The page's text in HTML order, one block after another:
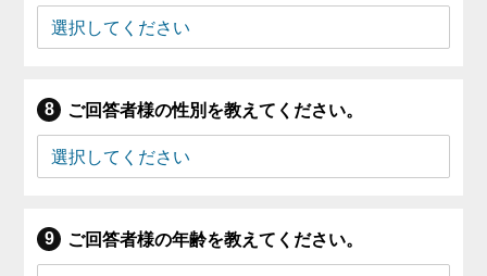
ご回答者様の性別を教えてください。
ご回答者様の年齢を教えてください。